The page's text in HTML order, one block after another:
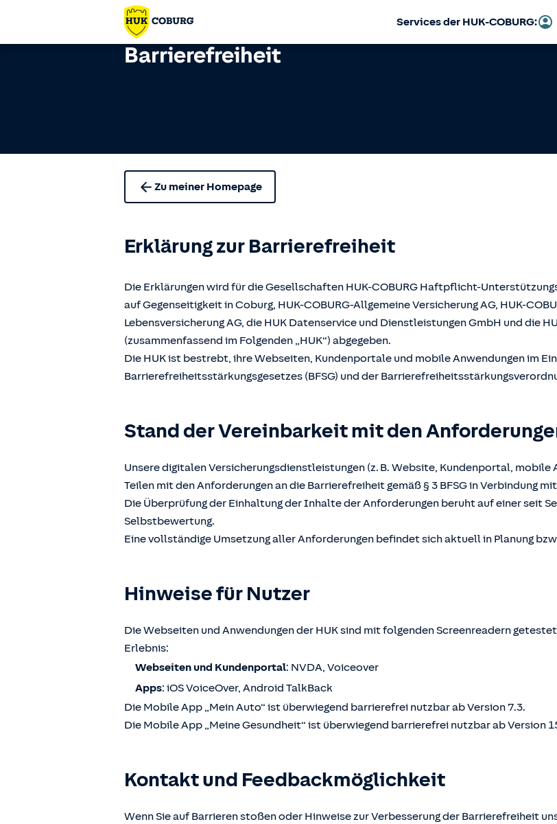
Services der HUK-COBURG:
Barrierefreiheit
Zu meiner Homepage
Erklärung zur Barrierefreiheit
Die Erklärungen wird für die Gesellschaften HUK-COBURG Haftpflicht-
auf Gegenseitigkeit in Coburg, HUK-COBURG-Allgemeine Versicherung AG, HUK-
Lebensversicherung AG, die HUK Datenservice und Dienstleistungen GmbH und die
(zusammenfassend im Folgenden „HUK“) abgegeben.
Die HUK ist bestrebt, ihre Webseiten, Kundenportale und mobile Anwendungen im
Barrierefreiheitsstärkungsgesetzes (BFSG) und der
Stand der Vereinbarkeit mit den
Unsere digitalen Versicherungsdienstleistungen (z. B. Website, Kundenportal,
Teilen mit den Anforderungen an die Barrierefreiheit gemäß § 3 BFSG in Verbindung mit
Die Überprüfung der Einhaltung der Inhalte der Anforderungen beruht auf einer seit
Selbstbewertung.
Eine vollständige Umsetzung aller Anforderungen befindet sich aktuell in Planung
Hinweise für Nutzer
Die Webseiten und Anwendungen der HUK sind mit folgenden Screenreadern
Erlebnis:
Webseiten und Kundenportal: NVDA, Voiceover
Apps: iOS VoiceOver, Android TalkBack
Die Mobile App „Mein Auto“ ist überwiegend barrierefrei nutzbar ab Version 7.3.
Die Mobile App „Meine Gesundheit“ ist überwiegend barrierefrei nutzbar ab Version
Kontakt und Feedbackmöglichkeit
Wenn Sie auf Barrieren stoßen oder Hinweise zur Verbesserung der Barrierefreiheit